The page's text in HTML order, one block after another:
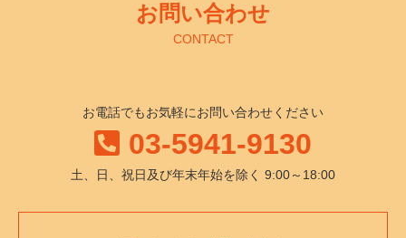
お問い合わせ
CONTACT
お電話でもお気軽にお問い合わせください
03-5941-9130
土、日、祝日及び年末年始を除く 9:00～18:00